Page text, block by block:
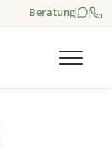
Beratung